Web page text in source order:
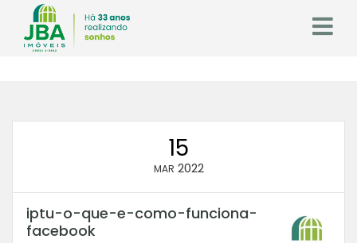
15
MAR 2022
iptu-o-que-e-como-funciona-
facebook